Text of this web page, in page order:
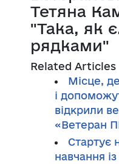
Тетяна
"Така, як
рядками"
Related Articles
Місце,
і
відкрили
«Ветеран
Стартує
навчання